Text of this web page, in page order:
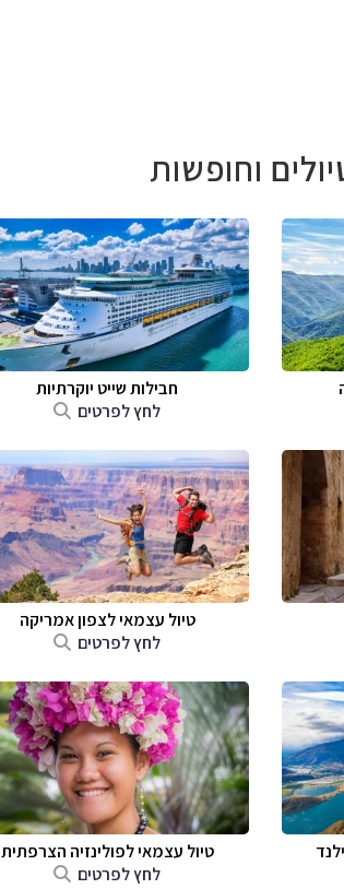
וחופשות
חבילות שייט יוקרתיות
לחץ לפרטים
טיול עצמאי לצפון אמריקה
לחץ לפרטים
טיול עצמאי לפולינזיה הצרפתית
לחץ לפרטים